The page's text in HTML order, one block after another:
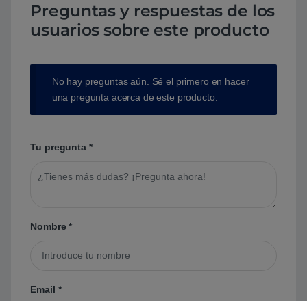
Preguntas y respuestas de los
usuarios sobre este producto
No hay preguntas aún. Sé el primero en hacer
una pregunta acerca de este producto.
Tu pregunta *
Nombre*
Email *